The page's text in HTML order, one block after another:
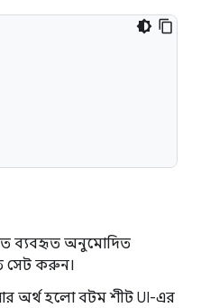
ব্যবহৃত অনুমোদিত
সেট করুন।
অর্থ হলো বটম শীট UI-এর